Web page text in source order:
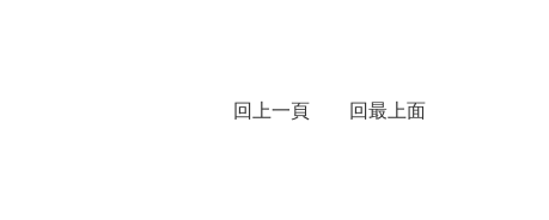
回上一頁 回最上面